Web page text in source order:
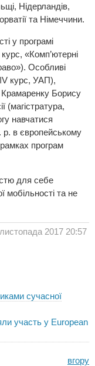
Нідерландів,
та Німеччини.
у програмі
курс, «Комп’ютерні
Особливі
курс, УАП),
Крамаренку Борису
(магістратура,
навчатися
р. в європейському
програм
для себе
мобільності та не
2017 20:57
сучасної
участь у European
вгору